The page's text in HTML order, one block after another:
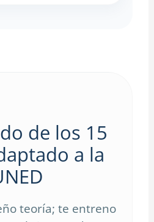
de los 15
a la
teoría; te entreno